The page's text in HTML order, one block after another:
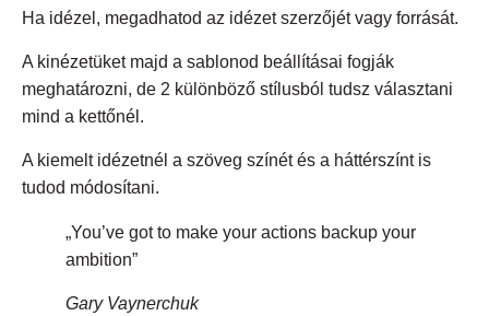
Ha idézel, megadhatod az idézet szerzőjét vagy forrását.
A kinézetüket majd a sablonod beállításai fogják
meghatározni, de 2 különböző stílusból tudsz választani
mind a kettőnél.
A kiemelt idézetnél a szöveg színét és a háttérszínt is
tudod módosítani.
„You’ve got to make your actions backup your
ambition”
Gary Vaynerchuk